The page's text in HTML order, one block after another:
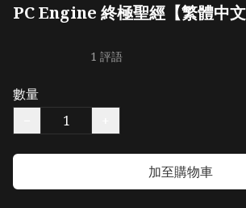
PC Engine 終極聖經【繁體中文
1 評語
數量
加至購物車